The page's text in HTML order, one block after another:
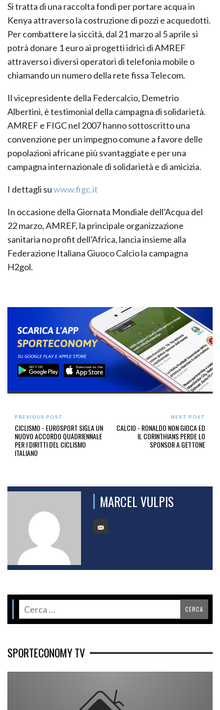
Si tratta di una raccolta fondi per portare acqua in
Kenya attraverso la costruzione di pozzi e acquedotti.
Per combattere la siccità, dal 21 marzo al 5 aprile si
potrà donare 1 euro ai progetti idrici di AMREF
attraverso i diversi operatori di telefonia mobile o
chiamando un numero della rete fissa Telecom.
Il vicepresidente della Federcalcio, Demetrio
Albertini, è testimonial della campagna di solidarietà.
AMREF e FIGC nel 2007 hanno sottoscritto una
convenzione per un impegno comune a favore delle
popolazioni africane più svantaggiate e per una
campagna internazionale di solidarietà e di amicizia.
I dettagli suwww.figc.it
In occasione della Giornata Mondiale dell’Acqua del
22 marzo, AMREF, la principale organizzazione
sanitaria no profit dell’Africa, lancia insieme alla
Federazione Italiana Giuoco Calcio la campagna
H2gol.
PREVIOUS POST
CICLISMO - EUROSPORT SIGLA UN
NUOVO ACCORDO QUADRIENNALE
PER I DIRITTI DEL CICLISMO
ITALIANO
NEXT POST
CALCIO - RONALDO NON GIOCA ED
IL CORINTHIANS PERDE LO
SPONSOR A GETTONE
MARCEL VULPIS
SPORTECONOMY TV